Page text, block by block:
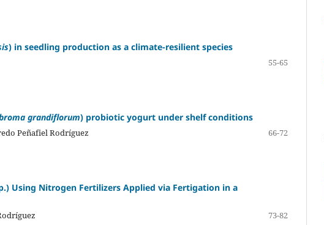
) in seedling production as a climate-resilient species
55-65
grandiflorum) probiotic yogurt under shelf conditions
Peñafiel Rodríguez
66-72
Using Nitrogen Fertilizers Applied via Fertigation in a
73-82